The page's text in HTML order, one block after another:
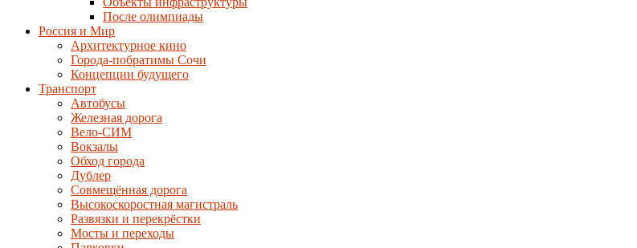
После олимпиады
Россия и Мир
Архитектурное кино
Города-побратимы Сочи
Концепции будущего
Транспорт
Автобусы
Железная дорога
Вело-СИМ
Вокзалы
Обход города
Дублер
Совмещённая дорога
Высокоскоростная магистраль
Развязки и перекрёстки
Мосты и переходы